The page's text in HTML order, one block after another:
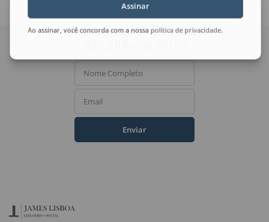
Assinar
Ao assinar, você concorda com a nossa política de privacidade.
Quer receber novidades
Nome Completo
Email
Enviar